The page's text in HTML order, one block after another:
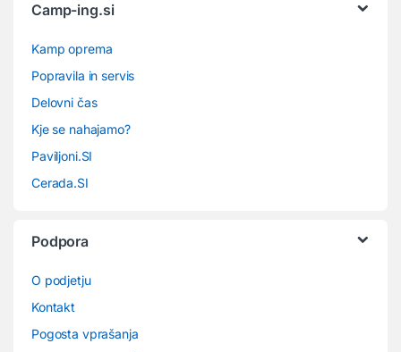
Camp-ing.si
Kamp oprema
Popravila in servis
Delovni čas
Kje se nahajamo?
Paviljoni.SI
Cerada.SI
Podpora
O podjetju
Kontakt
Pogosta vprašanja